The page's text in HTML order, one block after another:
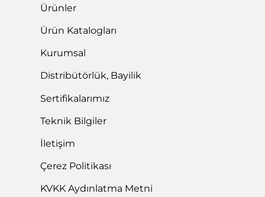
Ürünler
Ürün Katalogları
Kurumsal
Distribütörlük, Bayilik
Sertifikalarımız
Teknik Bilgiler
İletişim
Çerez Politikası
KVKK Aydınlatma Metni